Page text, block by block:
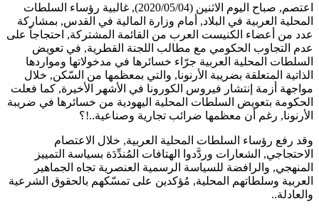
اعتصم, صباح اليوم الاثنين (2020/05/04), غالبية رؤساء السلطات
المحلية العربية في البلاد, أمام وزارة المالية في القدس, بمشاركة
عدد من أعضاء الكنيست العرب من القائمة المشتركة, احتجاجاً على
عدم التجاوب الحكومي مع مطالب اللجنة القطرية, في تعويض
السلطات المحلية العربية جرّاء خسائرها في مدخولاتها ومواردها
الذاتية المتعلقة بضريبة الأرنونا, والتي بمعظمها من السّكن, خلال
مواجهة أزمة إنتشار فيروس الكورونا في الأشهر الأخيرة, كما فعلت
الحكومة بتعويض السلطات المحلية اليهودية من خسائرها في ضريبة
الأرنونا, رغم أن معظمها ضرائب تجارية وصناعية..!؟
وقد رفع رؤساء السلطات المحلية العربية, خلال الاعتصام
الاحتجاجي, الشعارات وردَّدوا الهتافات المُندِّدَة بسياسة التمييز
المنهجي, والرافضة للسياسة الرسمية العنصرية تجاه الجماهير
العربية وسلطاتهم المحلية, مُؤكدين على تمسّكهم بالحقوق الشرعية
والعادلة..